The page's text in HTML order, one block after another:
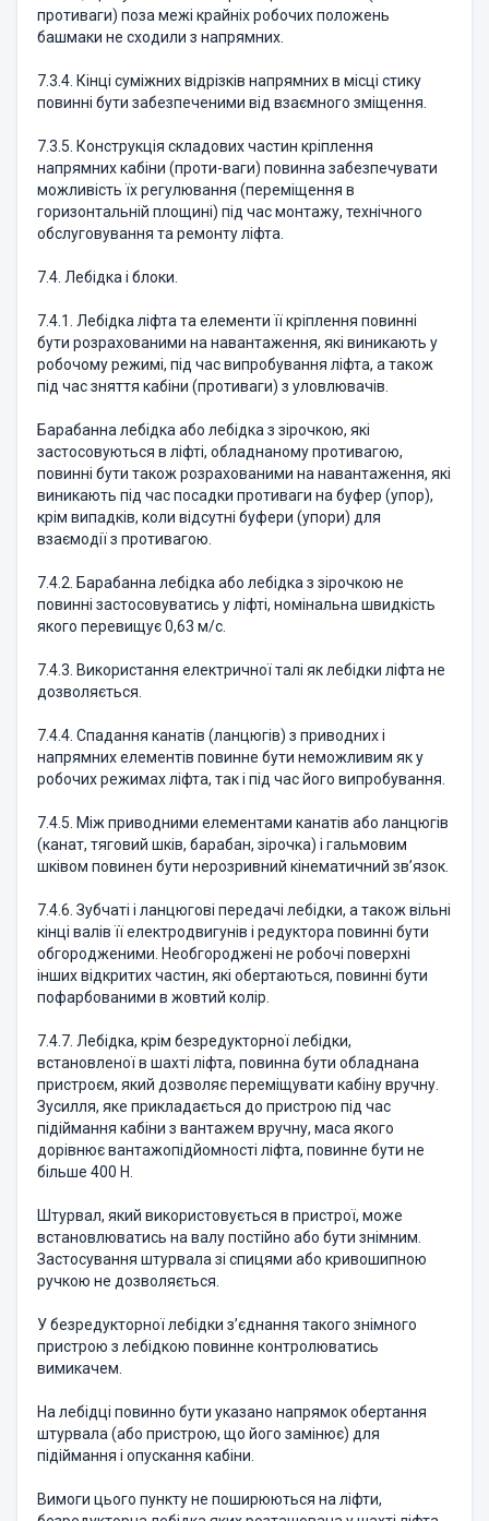
противаги) поза межі крайніх робочих положень
башмаки не сходили з напрямних.
7.3.4. Кінці суміжних відрізків напрямних в місці стику
повинні бути забезпеченими від взаємного зміщення.
7.3.5. Конструкція складових частин кріплення
напрямних кабіни (проти-ваги) повинна забезпечувати
можливість їх регулювання (переміщення в
горизонтальній площині) під час монтажу, технічного
обслуговування та ремонту ліфта.
7.4. Лебідка і блоки.
7.4.1. Лебідка ліфта та елементи її кріплення повинні
бути розрахованими на навантаження, які виникають у
робочому режимі, під час випробування ліфта, а також
під час зняття кабіни (противаги) з уловлювачів.
Барабанна лебідка або лебідка з зірочкою, які
застосовуються в ліфті, обладнаному противагою,
повинні бути також розрахованими на навантаження, які
виникають під час посадки противаги на буфер (упор),
крім випадків, коли відсутні буфери (упори) для
взаємодії з противагою.
7.4.2. Барабанна лебідка або лебідка з зірочкою не
повинні застосовуватись у ліфті, номінальна швидкість
якого перевищує 0,63 м/с.
7.4.3. Використання електричної талі як лебідки ліфта не
дозволяється.
7.4.4. Спадання канатів (ланцюгів) з приводних і
напрямних елементів повинне бути неможливим як у
робочих режимах ліфта, так і під час його випробування.
7.4.5. Між приводними елементами канатів або ланцюгів
(канат, тяговий шків, барабан, зірочка) і гальмовим
шківом повинен бути нерозривний кінематичний зв’язок.
7.4.6. Зубчаті і ланцюгові передачі лебідки, а також вільні
кінці валів її електродвигунів і редуктора повинні бути
обгородженими. Необгороджені не робочі поверхні
інших відкритих частин, які обертаються, повинні бути
пофарбованими в жовтий колір.
7.4.7. Лебідка, крім безредукторної лебідки,
встановленої в шахті ліфта, повинна бути обладнана
пристроєм, який дозволяє переміщувати кабіну вручну.
Зусилля, яке прикладається до пристрою під час
підіймання кабіни з вантажем вручну, маса якого
дорівнює вантажопідйомності ліфта, повинне бути не
більше 400 Н.
Штурвал, який використовується в пристрої, може
встановлюватись на валу постійно або бути знімним.
Застосування штурвала зі спицями або кривошипною
ручкою не дозволяється.
У безредукторної лебідки з’єднання такого знімного
пристрою з лебідкою повинне контролюватись
вимикачем.
На лебідці повинно бути указано напрямок обертання
штурвала (або пристрою, що його замінює) для
підіймання і опускання кабіни.
Вимоги цього пункту не поширюються на ліфти,